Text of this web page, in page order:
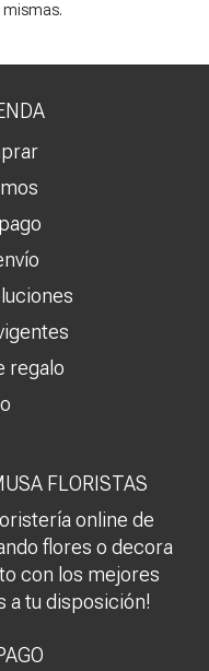
mismas.
FLORISTAS
online de
flores o decora
con los mejores
a tu disposición!
regalo